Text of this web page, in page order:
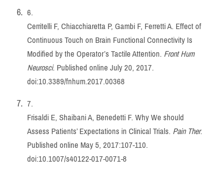
6.
Cerritelli F, Chiacchiaretta P, Gambi F, Ferretti A. Effect of
Continuous Touch on Brain Functional Connectivity Is
Modified by the Operator’s Tactile Attention.Front Hum
Neurosci. Published online July 20, 2017.
doi:10.3389/fnhum.2017.00368
7.
Frisaldi E, Shaibani A, Benedetti F. Why We should
Assess Patients’ Expectations in Clinical Trials.Pain Ther.
Published online May 5, 2017:107-110.
doi:10.1007/s40122-017-0071-8